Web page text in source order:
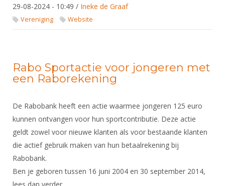
29-08-2024 - 10:49 / Ineke de Graaf
Vereniging Website
Rabo Sportactie voor jongeren met
een Raborekening
De Rabobank heeft een actie waarmee jongeren 125 euro
kunnen ontvangen voor hun sportcontributie. Deze actie
geldt zowel voor nieuwe klanten als voor bestaande klanten
die actief gebruik maken van hun betaalrekening bij
Rabobank.
Ben je geboren tussen 16 juni 2004 en 30 september 2014,